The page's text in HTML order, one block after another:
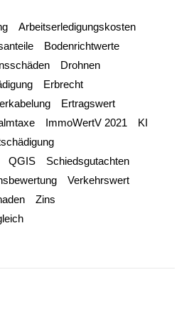
Arbeitserledigungskosten
Bodenrichtwerte
Drohnen
Erbrecht
Ertragswert
ImmoWertV 2021
KI
QGIS
Schiedsgutachten
Verkehrswert
Zins